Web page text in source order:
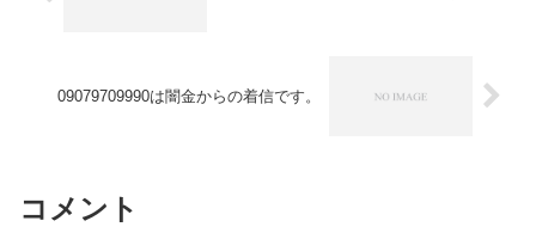
09079709990は闇金からの着信です。
コメント